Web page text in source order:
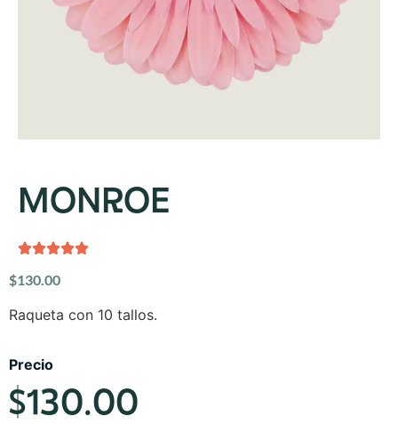
MONROE
$130.00
Raqueta con 10 tallos.
Precio
$130.00